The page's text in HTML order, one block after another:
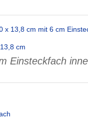
cm
Einsteckfach